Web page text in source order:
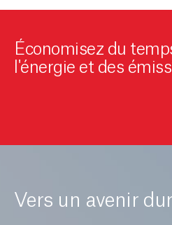
Économisez du
l'énergie et des
Vers un avenir